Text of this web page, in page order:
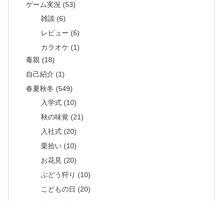
ゲーム実況 (53)
雑談 (6)
レビュー (6)
カラオケ (1)
毒親 (18)
自己紹介 (1)
春夏秋冬 (549)
入学式 (10)
秋の味覚 (21)
入社式 (20)
栗拾い (10)
お花見 (20)
ぶどう狩り (10)
こどもの日 (20)